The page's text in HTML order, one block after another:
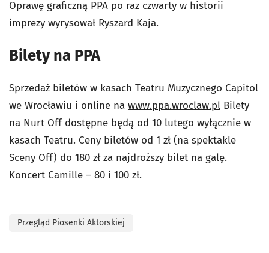
Oprawę graficzną PPA po raz czwarty w historii
imprezy wyrysował Ryszard Kaja.
Bilety na PPA
Sprzedaż biletów w kasach Teatru Muzycznego Capitol
we Wrocławiu i online na www.ppa.wroclaw.pl Bilety
na Nurt Off dostępne będą od 10 lutego wyłącznie w
kasach Teatru. Ceny biletów od 1 zł (na spektakle
Sceny Off) do 180 zł za najdroższy bilet na galę.
Koncert Camille – 80 i 100 zł.
Przegląd Piosenki Aktorskiej